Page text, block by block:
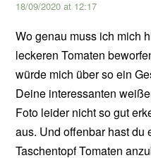
18/09/2020 at 12:17
Wo genau muss ich mich
leckeren Tomaten
würde mich über so ein
Deine interessanten
Foto leider nicht so gut
aus. Und offenbar hast du
Taschentopf Tomaten